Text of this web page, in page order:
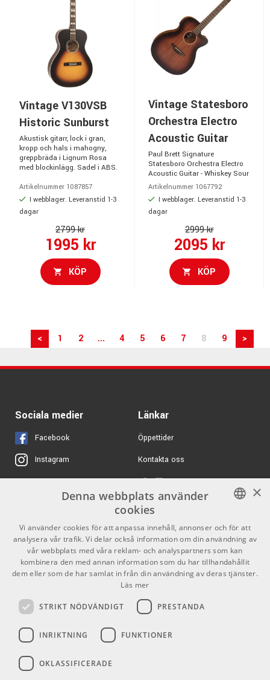
Vintage V130VSB
Historic Sunburst
Akustisk gitarr, lock i gran,
kropp och hals i mahogny,
greppbräda i Lignum Rosa
med blockinlägg. Sadel i ABS.
Artikelnummer 1087857
I webblager. Leveranstid 1-3
dagar
2799 kr
1995 kr
KÖP
Vintage Statesboro
Orchestra Electro
Acoustic Guitar
Paul Brett Signature
Statesboro Orchestra Electro
Acoustic Guitar - Whiskey Sour
Artikelnummer 1067792
I webblager. Leveranstid 1-3
dagar
2999 kr
2095 kr
KÖP
< 1 2 ... 4 5 6 7 8 9 >
Sociala medier
Facebook
Instagram
X
Youtube
TikTok
Länkar
Öppettider
Kontakta oss
Köpvillkor
Butiken
Varumärken
GDPR & Cookies
Kontakt
Info
Mån-Fre: 10.00-18.00
SWEDISH
ENGLISH
×
Denna webbplats använder
cookies
Vi använder cookies för att anpassa innehåll, annonser och för att
analysera vår trafik. Vi delar också information om din användning av
vår webbplats med våra reklam- och analyspartners som kan
kombinera den med annan information som du har tillhandahållit
dem eller som de har samlat in från din användning av deras tjänster.
Läs mer
STRIKT NÖDVÄNDIGT PRESTANDA
INRIKTNING FUNKTIONER
OKLASSIFICERADE